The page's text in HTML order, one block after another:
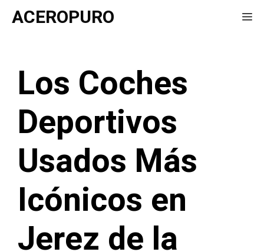
Saltar
ACEROPURO
Los Coches
Deportivos
Usados Más
Icónicos en
Jerez de la